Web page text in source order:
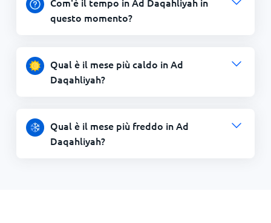
questo momento?
Qual è il mese più caldo in Ad
Daqahliyah?
Qual è il mese più freddo in Ad
Daqahliyah?